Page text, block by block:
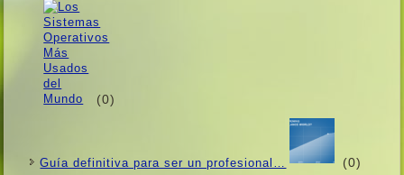
(0)
Guí­a definitiva para ser un profesional… (0)